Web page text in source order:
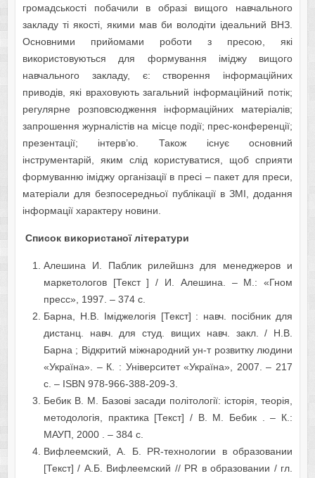
громадськості побачили в образі вищого навчального
закладу ті якості, якими мав би володіти ідеальний ВНЗ.
Основними прийомами роботи з пресою, які
використовуються для формування іміджу вищого
навчального закладу, є: створення інформаційних
приводів, які враховують загальний інформаційний потік;
регулярне розповсюдження інформаційних матеріалів;
запрошення журналістів на місце події; прес-конференції;
презентації; інтерв’ю. Також існує основний
інструментарій, яким слід користуватися, щоб сприяти
формуванню іміджу організації в пресі – пакет для преси,
матеріали для безпосередньої публікації в ЗМІ, додання
інформації характеру новини.
Список використаної літератури
Алешина И. Паблик рилейшнз для менеджеров и
маркетологов [Текст ] / И. Алешина. – М.: «Гном
пресс», 1997. – 374 с.
Барна, Н.В. Іміджелогія [Текст] : навч. посібник для
дистанц. навч. для студ. вищих навч. закл. / Н.В.
Барна ; Відкритий міжнародний ун-т розвитку людини
«Україна». – К. : Університет «Україна», 2007. – 217
с. – ISBN 978-966-388-209-3.
Бебик В. М. Базові засади політології: історія, теорія,
методологія, практика [Текст] / В. М. Бебик . – К.:
МАУП, 2000 . – 384 с.
Вифлеемский, А. Б. PR-технологии в образовании
[Текст] / А.Б. Вифлеемский // PR в образовании / гл.